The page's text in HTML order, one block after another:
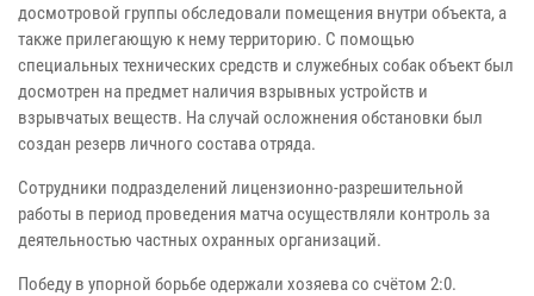
досмотровой группы обследовали помещения внутри объекта, а
также прилегающую к нему территорию. С помощью
специальных технических средств и служебных собак объект был
досмотрен на предмет наличия взрывных устройств и
взрывчатых веществ. На случай осложнения обстановки был
создан резерв личного состава отряда.
Сотрудники подразделений лицензионно-разрешительной
работы в период проведения матча осуществляли контроль за
деятельностью частных охранных организаций.
Победу в упорной борьбе одержали хозяева со счётом 2:0.